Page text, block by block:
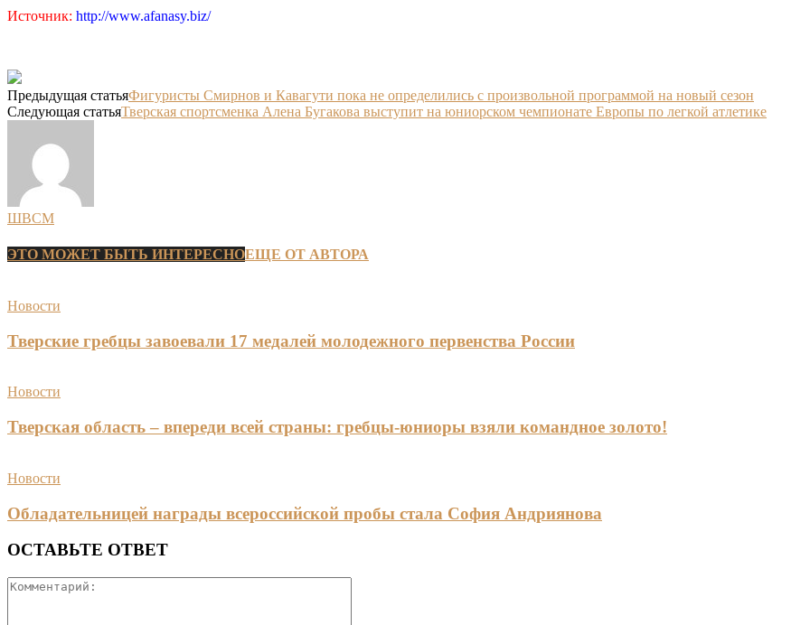
Источник: http://www.afanasy.biz/
Предыдущая статьяФигуристы Смирнов и Кавагути пока не определились с произвольной программой на новый сезон
Следующая статьяТверская спортсменка Алена Бугакова выступит на юниорском чемпионате Европы по легкой атлетике
ШВСМ
ЭТО МОЖЕТ БЫТЬ ИНТЕРЕСНОЕЩЕ ОТ АВТОРА
Новости
Тверские гребцы завоевали 17 медалей молодежного первенства России
Новости
Тверская область – впереди всей страны: гребцы-юниоры взяли командное золото!
Новости
Обладательницей награды всероссийской пробы стала София Андриянова
ОСТАВЬТЕ ОТВЕТ